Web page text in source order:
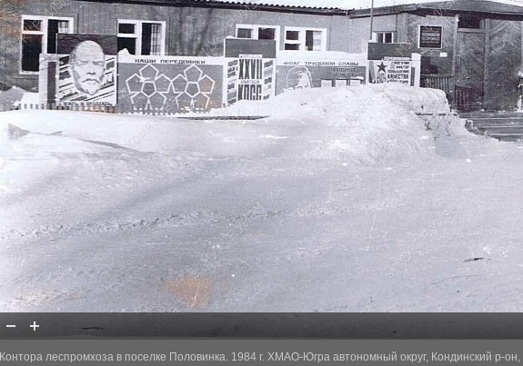
Контора леспромхоза в поселке Половинка. 1984 г. ХМАО-Югра автономный округ, Кондинский р-он,